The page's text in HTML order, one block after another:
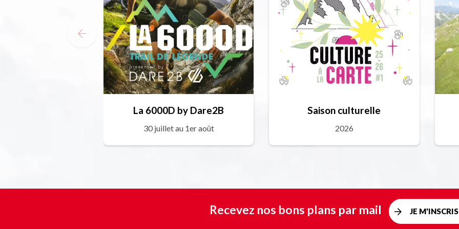
La 6000D by Dare2B
30 juillet au 1er août
Saison culturelle
2026
Recevez nos bons plans par mail JE M'INSCRIS